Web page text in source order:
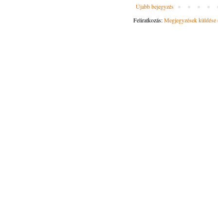
Újabb bejegyzés
Feliratkozás:Megjegyzések